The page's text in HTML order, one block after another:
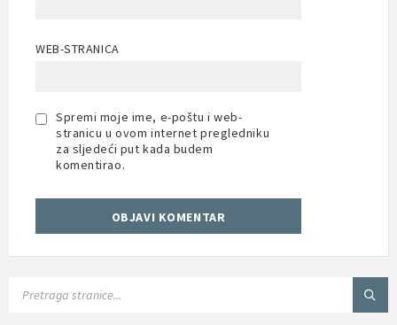
WEB-STRANICA
Spremi moje ime, e-poštu i web-
stranicu u ovom internet pregledniku
za sljedeći put kada budem
komentirao.